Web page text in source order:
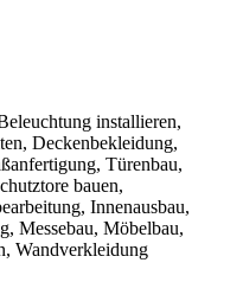
installieren,
Deckenbekleidung,
Türenbau,
bauen,
Innenausbau,
Messebau, Möbelbau,
Wandverkleidung